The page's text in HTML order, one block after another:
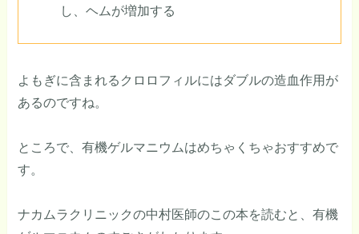
し、ヘムが増加する
よもぎに含まれるクロロフィルにはダブルの造血作用が
あるのですね。
ところで、有機ゲルマニウムはめちゃくちゃおすすめで
す。
ナカムラクリニックの中村医師のこの本を読むと、有機